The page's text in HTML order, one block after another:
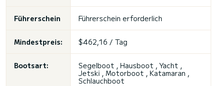
Führerschein Führerschein erforderlich
Mindestpreis: $462,16 / Tag
Bootsart:
Segelboot , Hausboot , Yacht ,
Jetski , Motorboot , Katamaran ,
Schlauchboot